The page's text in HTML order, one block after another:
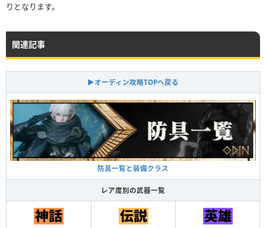
りとなります。
関連記事
▶オーディン攻略TOPへ戻る
防具一覧と装備クラス
レア度別の武器一覧